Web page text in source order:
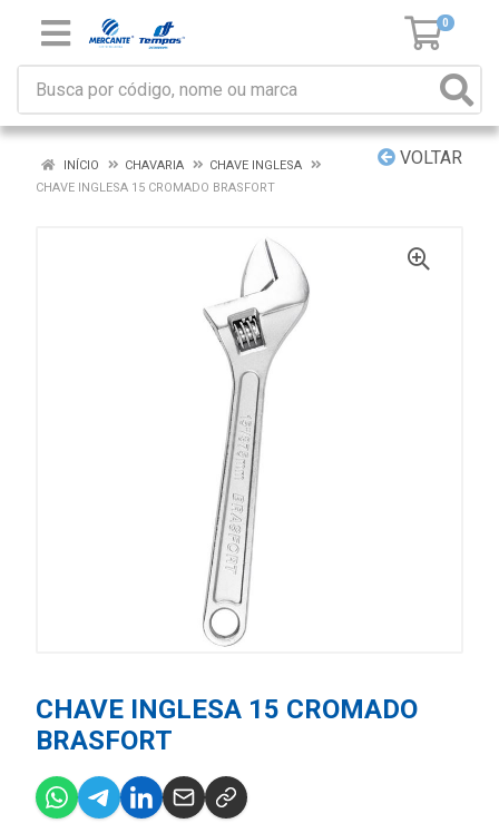
0
VOLTAR
INÍCIO CHAVARIA
CHAVE INGLESA
CHAVE INGLESA 15 CROMADO BRASFORT
CHAVE INGLESA 15 CROMADO
BRASFORT